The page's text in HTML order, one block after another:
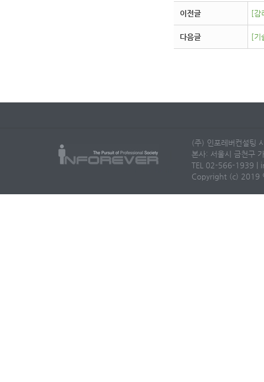
이전글 [감
다음글 [기
(주) 인포레버컨설팅
본사: 서울시 금천구
TEL 02-566-1939 |
Copyright (c) 2019